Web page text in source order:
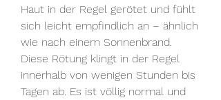
Haut in der Regel gerötet und fühlt
sich leicht empfindlich an – ähnlich
wie nach einem Sonnenbrand.
Diese Rötung klingt in der Regel
innerhalb von wenigen Stunden bis
Tagen ab. Es ist völlig normal und